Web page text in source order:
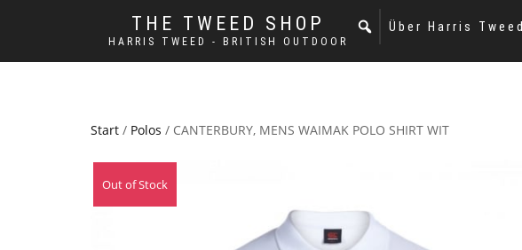
THE TWEED SHOP
HARRIS TWEED - BRITISH OUTDOOR
Über Harris Tweed
Start / Polos / CANTERBURY, MENS WAIMAK POLO SHIRT WIT
Out of Stock